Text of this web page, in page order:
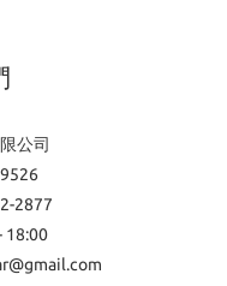
公司
2877
18:00